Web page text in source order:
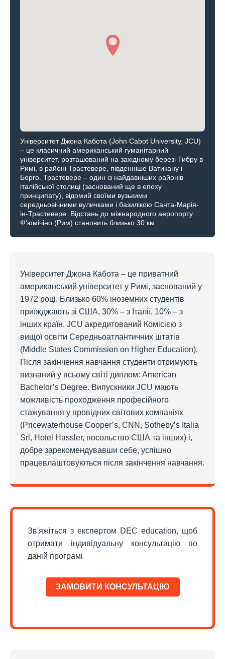
Університет Джона Кабота (John Cabot University, JCU)
– це класичний американський гуманітарний
університет, розташований на західному березі Тибру в
Римі, в районі Трастевере, південніше Ватикану і
Борго. Трастевере – один із найдавніших районів
італійської столиці (заснований ще в епоху
принципату), відомий своїми вузькими
середньовічними вуличками і базилікою Санта-Марія-
ін-Трастевере. Відстань до міжнародного аеропорту
Ф'юмічіно (Рим) становить близько 30 км.
Університет Джона Кабота – це приватний
американський університет у Римі, заснований у
1972 році. Близько 60% іноземних студентів
приїжджають зі США, 30% – з Італії, 10% – з
інших країн. JCU акредитований Комісією з
вищої освіти Середньоатлантичних штатів
(Middle States Commission on Higher Education).
Після закінчення навчання студенти отримують
визнаний у всьому світі диплом: American
Bachelor’s Degree. Випускники JCU мають
можливість проходження професійного
стажування у провідних світових компаніях
(Pricewaterhouse Cooper’s, CNN, Sotheby’s Italia
Srl, Hotel Hassler, посольство США та інших) і,
добре зарекомендувавши себе, успішно
працевлаштовуються після закінчення навчання.
Зв'яжіться з експертом DEC education, щоб
отримати індивідуальну консультацію по
даній програмі
ЗАМОВИТИ КОНСУЛЬТАЦІЮ